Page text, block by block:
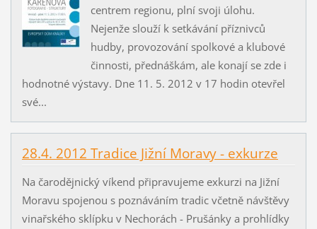
centrem regionu, plní svoji úlohu.
Nejenže slouží k setkávání příznivců
hudby, provozování spolkové a klubové
činnosti, přednáškám, ale konají se zde i
hodnotné výstavy. Dne 11. 5. 2012 v 17 hodin otevřel
své...
28.4. 2012 Tradice Jižní Moravy - exkurze
Na čarodějnický víkend připravujeme exkurzi na Jižní
Moravu spojenou s poznáváním tradic včetně návštěvy
vinařského sklípku v Nechorách - Prušánky a prohlídky